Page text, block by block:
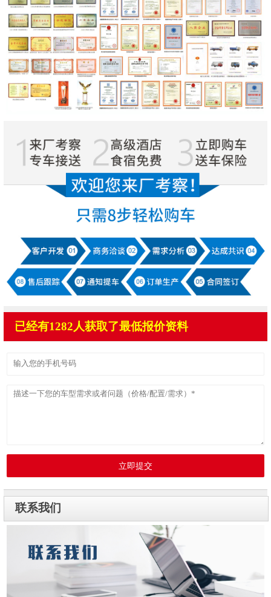
已经有1282人获取了最低报价资料
立即提交
联系我们